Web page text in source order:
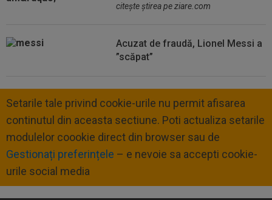
citeşte ştirea pe ziare.com
Acuzat de fraudă, Lionel Messi a
”scăpat”
Setarile tale privind cookie-urile nu permit afisarea
continutul din aceasta sectiune. Poti actualiza setarile
modulelor coookie direct din browser sau de
Gestionați preferințele – e nevoie sa accepti cookie-
urile social media